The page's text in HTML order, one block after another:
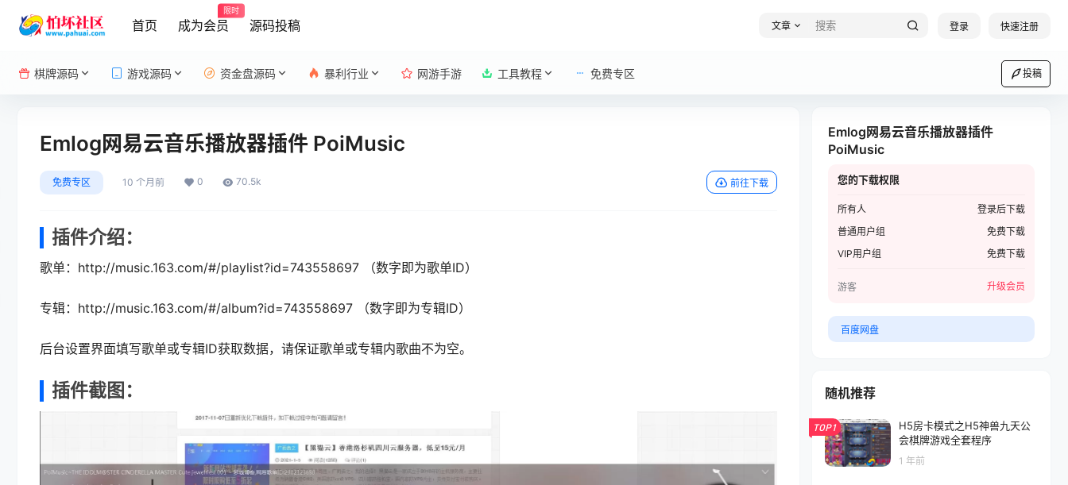
首页 成为会员
限时
源码投稿 文章 登录 快速注册
棋牌源码 游戏源码 资金盘源码 暴利行业 网游手游 工具教程 免费专区 投稿
Emlog网易云音乐播放器插件 PoiMusic
免费专区 10 个月前 0 70.5k 前往下载
插件介绍：
歌单：http://music.163.com/#/playlist?id=743558697 （数字即为歌单ID）
专辑：http://music.163.com/#/album?id=743558697 （数字即为专辑ID）
后台设置界面填写歌单或专辑ID获取数据，请保证歌单或专辑内歌曲不为空。
插件截图：
Emlog网易云音乐播放器插件
PoiMusic
您的下载权限
所有人
登录后下载
普通用户组
免费下载
VIP用户组
免费下载
游客 升级会员
百度网盘
随机推荐
TOP1
H5房卡模式之H5神兽九天公
会棋牌游戏全套程序
1 年前